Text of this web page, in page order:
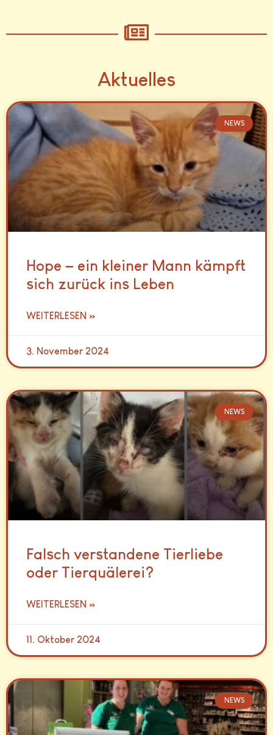
Aktuelles
NEWS
Hope – ein kleiner Mann kämpft
sich zurück ins Leben
WEITERLESEN »
3. November 2024
NEWS
Falsch verstandene Tierliebe
oder Tierquälerei?
WEITERLESEN »
11. Oktober 2024
NEWS